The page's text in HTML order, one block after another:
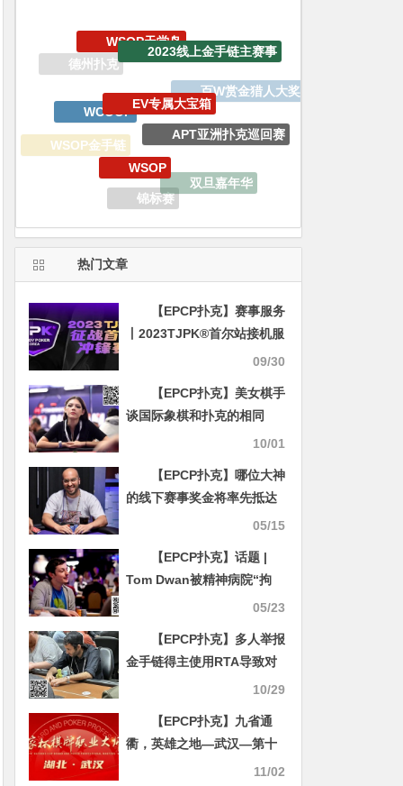
WSOP线上金手链
GoG黄金游戏
WCOOP
EV专属大宝箱
APT亚洲扑克巡回赛
双旦嘉年华
锦标赛
WSOP
热门文章
【EPCP扑克】赛事服务
丨2023TJPK®首尔站接机服
09/30
【EPCP扑克】美女棋手
谈国际象棋和扑克的相同
点：两者玩的都是人，不是
10/01
【EPCP扑克】哪位大神
的线下赛事奖金将率先抵达
05/15
【EPCP扑克】话题 |
Tom Dwan被精神病院“拘
留”2周后返回美国，威胁对
05/23
【EPCP扑克】多人举报
金手链得主使用RTA导致对
方账号被封，但他说自己是
10/29
【EPCP扑克】九省通
衢，英雄之地—武汉—第十
届国家杯棋牌职业大师赛武
11/02